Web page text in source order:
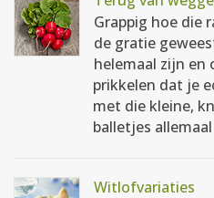
Grappig hoe die
de gratie
helemaal zijn en
prikkelen dat je
met die kleine,
balletjes
Witlofvariaties